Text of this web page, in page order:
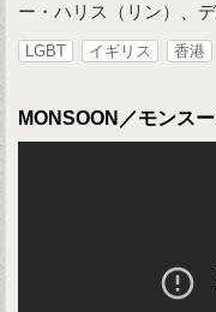
ー・ハリス（リン）、
LGBT イギリス 香港
MONSOON／モンス